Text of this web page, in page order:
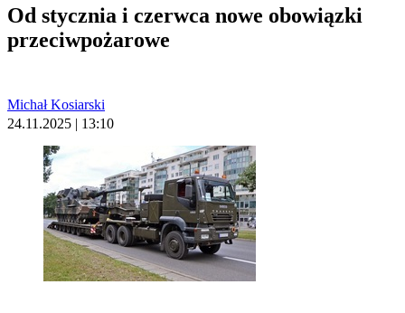
Od stycznia i czerwca nowe obowiązki
przeciwpożarowe
Michał Kosiarski
24.11.2025 | 13:10